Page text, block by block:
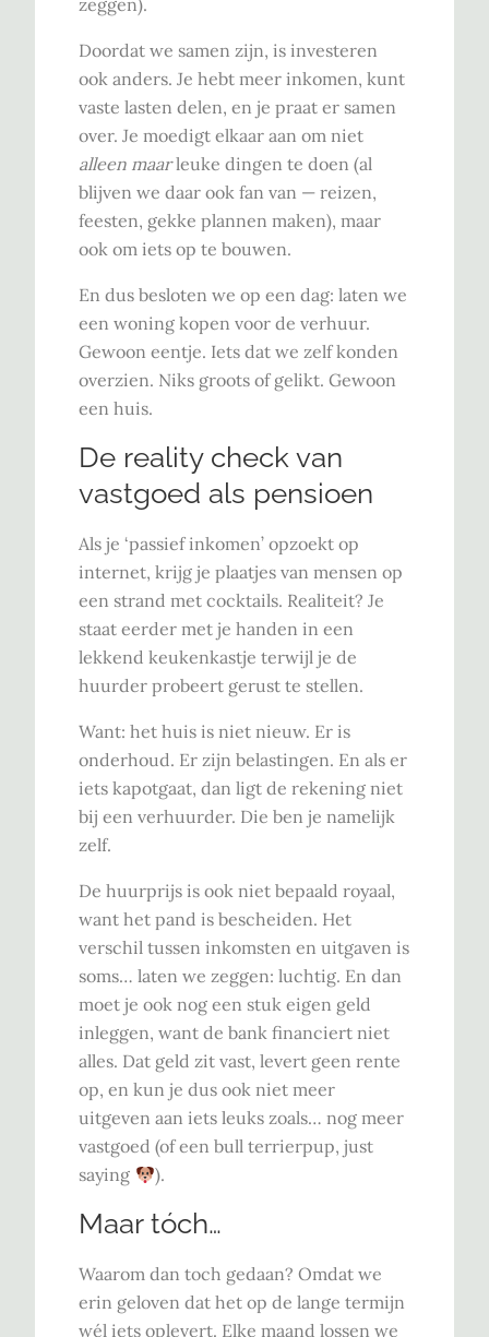
zeggen).
Doordat we samen zijn, is investeren
ook anders. Je hebt meer inkomen, kunt
vaste lasten delen, en je praat er samen
over. Je moedigt elkaar aan om niet
alleen maarleuke dingen te doen (al
blijven we daar ook fan van — reizen,
feesten, gekke plannen maken), maar
ook om iets op te bouwen.
En dus besloten we op een dag: laten we
een woning kopen voor de verhuur.
Gewoon eentje. Iets dat we zelf konden
overzien. Niks groots of gelikt. Gewoon
een huis.
De reality check van
vastgoed als pensioen
Als je ‘passief inkomen’ opzoekt op
internet, krijg je plaatjes van mensen op
een strand met cocktails. Realiteit? Je
staat eerder met je handen in een
lekkend keukenkastje terwijl je de
huurder probeert gerust te stellen.
Want: het huis is niet nieuw. Er is
onderhoud. Er zijn belastingen. En als er
iets kapotgaat, dan ligt de rekening niet
bij een verhuurder. Die ben je namelijk
zelf.
De huurprijs is ook niet bepaald royaal,
want het pand is bescheiden. Het
verschil tussen inkomsten en uitgaven is
soms… laten we zeggen: luchtig. En dan
moet je ook nog een stuk eigen geld
inleggen, want de bank financiert niet
alles. Dat geld zit vast, levert geen rente
op, en kun je dus ook niet meer
uitgeven aan iets leuks zoals… nog meer
vastgoed (of een bull terrierpup, just
saying
).
Maar tóch…
Waarom dan toch gedaan? Omdat we
erin geloven dat het op de lange termijn
wél iets oplevert. Elke maand lossen we